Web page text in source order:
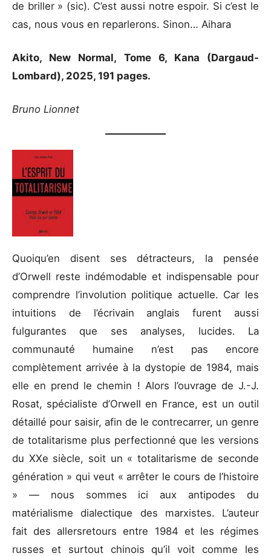
de briller » (sic). C’est aussi notre espoir. Si c’est le
cas, nous vous en reparlerons. Sinon… Aihara
Akito, New Normal, Tome 6, Kana (Dargaud-
Lombard), 2025, 191 pages.
Bruno Lionnet
Quoiqu’en disent ses détracteurs, la pensée
d’Orwell reste indémodable et indispensable pour
comprendre l’involution politique actuelle. Car les
intuitions de l’écrivain anglais furent aussi
fulgurantes que ses analyses, lucides. La
communauté humaine n’est pas encore
complètement arrivée à la dystopie de 1984, mais
elle en prend le chemin ! Alors l’ouvrage de J.-J.
Rosat, spécialiste d’Orwell en France, est un outil
détaillé pour saisir, afin de le contrecarrer, un genre
de totalitarisme plus perfectionné que les versions
du XXe siècle, soit un « totalitarisme de seconde
génération » qui veut « arrêter le cours de l’histoire
» — nous sommes ici aux antipodes du
matérialisme dialectique des marxistes. L’auteur
fait des allersretours entre 1984 et les régimes
russes et surtout chinois qu’il voit comme les